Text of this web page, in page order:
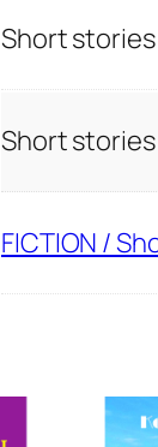
Short stories
Short stories
FICTION /